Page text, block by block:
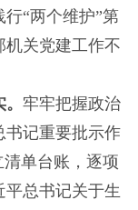
“两个维护”第
机关党建工作不
牢牢把握政治
书记重要批示作
单台账，逐项
总书记关于生